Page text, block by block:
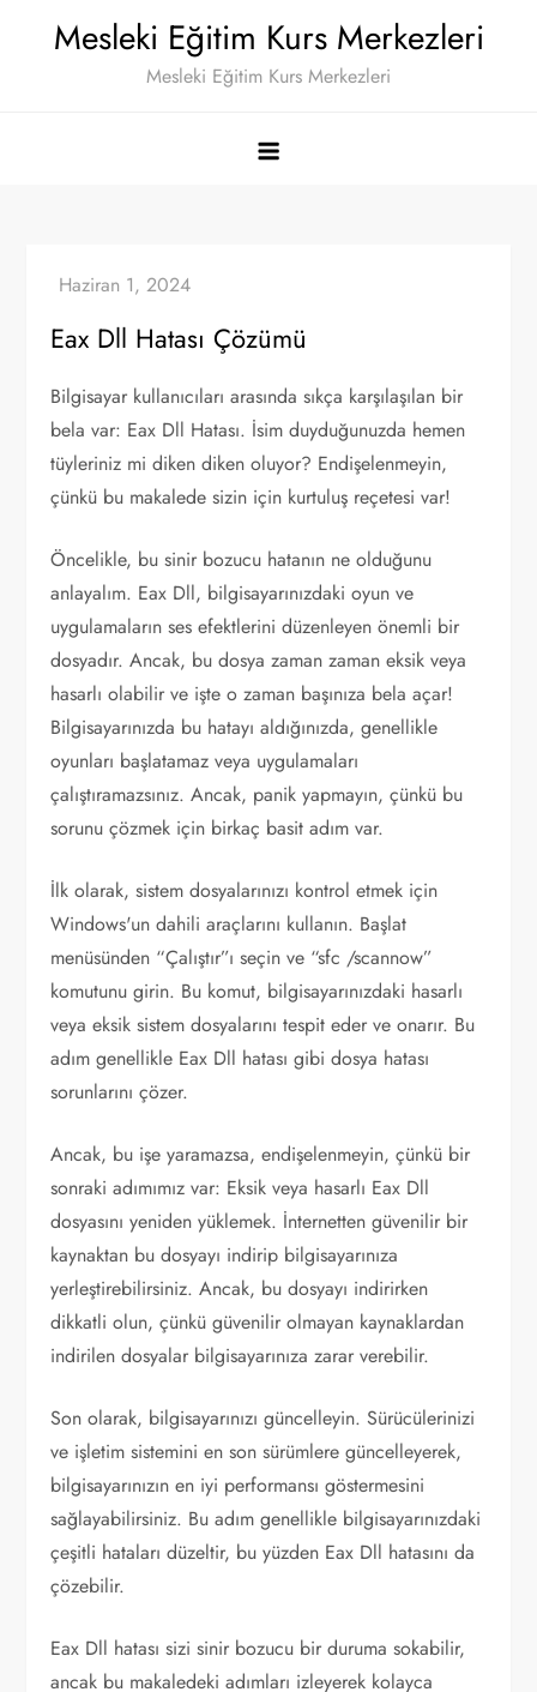
Mesleki Eğitim Kurs Merkezleri
Mesleki Eğitim Kurs Merkezleri
Eax Dll Hatası Çözümü
Bilgisayar kullanıcıları arasında sıkça karşılaşılan bir
bela var: Eax Dll Hatası. İsim duyduğunuzda hemen
tüyleriniz mi diken diken oluyor? Endişelenmeyin,
çünkü bu makalede sizin için kurtuluş reçetesi var!
Öncelikle, bu sinir bozucu hatanın ne olduğunu
anlayalım. Eax Dll, bilgisayarınızdaki oyun ve
uygulamaların ses efektlerini düzenleyen önemli bir
dosyadır. Ancak, bu dosya zaman zaman eksik veya
hasarlı olabilir ve işte o zaman başınıza bela açar!
Bilgisayarınızda bu hatayı aldığınızda, genellikle
oyunları başlatamaz veya uygulamaları
çalıştıramazsınız. Ancak, panik yapmayın, çünkü bu
sorunu çözmek için birkaç basit adım var.
İlk olarak, sistem dosyalarınızı kontrol etmek için
Windows'un dahili araçlarını kullanın. Başlat
menüsünden “Çalıştır”ı seçin ve “sfc /scannow”
komutunu girin. Bu komut, bilgisayarınızdaki hasarlı
veya eksik sistem dosyalarını tespit eder ve onarır. Bu
adım genellikle Eax Dll hatası gibi dosya hatası
sorunlarını çözer.
Ancak, bu işe yaramazsa, endişelenmeyin, çünkü bir
sonraki adımımız var: Eksik veya hasarlı Eax Dll
dosyasını yeniden yüklemek. İnternetten güvenilir bir
kaynaktan bu dosyayı indirip bilgisayarınıza
yerleştirebilirsiniz. Ancak, bu dosyayı indirirken
dikkatli olun, çünkü güvenilir olmayan kaynaklardan
indirilen dosyalar bilgisayarınıza zarar verebilir.
Son olarak, bilgisayarınızı güncelleyin. Sürücülerinizi
ve işletim sistemini en son sürümlere güncelleyerek,
bilgisayarınızın en iyi performansı göstermesini
sağlayabilirsiniz. Bu adım genellikle bilgisayarınızdaki
çeşitli hataları düzeltir, bu yüzden Eax Dll hatasını da
çözebilir.
Eax Dll hatası sizi sinir bozucu bir duruma sokabilir,
ancak bu makaledeki adımları izleyerek kolayca